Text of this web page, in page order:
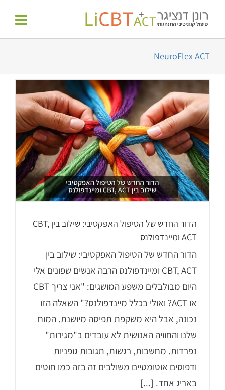
לתוכן
NeuroFlex ACT
הדור החדש של הטיפול האפקטיבי: שילוב בין CBT,
ACT ומיינדפולנס
הדור החדש של הטיפול האפקטיבי: שילוב בין
CBT, ACT ומיינדפולנס הרבה אנשים שפונים אלי
היום מבולבלים משפע המושגים: "אני צריך CBT
או ACT? ואולי בכלל מיינדפולנס?" השאלה הזו
נכונה, אבל היא משקפת תפיסה מיושנת. המוח
שלנו והחוויה האנושית לא עובדים ב"מגירות"
נפרדות. מחשבות, רגשות, תגובות גופניות
ודפוסים אוטומטיים משולבים זה בזה כמו חוטים
באריג אחד. [...]